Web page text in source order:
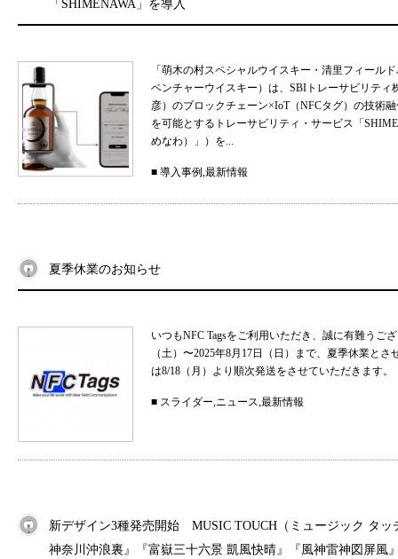
「SHIMENAWA」を導入
「萌木の村スペシャルウイスキー・清里フィール
ベンチャーウイスキー）は、SBIトレーサビリテ
彦）のブロックチェーン×IoT（NFCタグ）の技術
を可能とするトレーサビリティ・サービス「
めなわ）」）を...
■ 導入事例,最新情報
夏季休業のお知らせ
いつもNFC Tagsをご利用いただき、誠に有難う
（土）〜2025年8月17日（日）まで、夏季休業と
は8/18（月）より順次発送をさせていただきま
■ スライダー,ニュース,最新情報
新デザイン3種発売開始 MUSIC TOUCH（ミュージック タッ
神奈川沖浪裏』『富嶽三十六景 凱風快晴』『風神雷神図屏風